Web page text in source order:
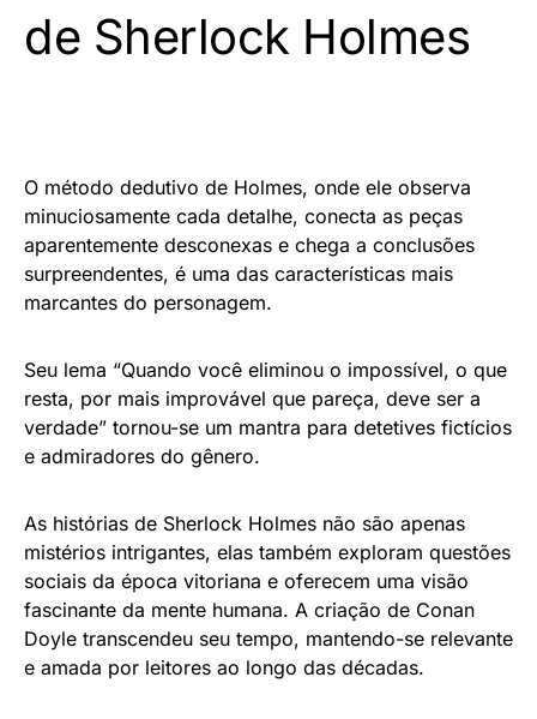
de Sherlock Holmes
O método dedutivo de Holmes, onde ele observa
minuciosamente cada detalhe, conecta as peças
aparentemente desconexas e chega a conclusões
surpreendentes, é uma das características mais
marcantes do personagem.
Seu lema “Quando você eliminou o impossível, o que
resta, por mais improvável que pareça, deve ser a
verdade” tornou-se um mantra para detetives fictícios
e admiradores do gênero.
As histórias de Sherlock Holmes não são apenas
mistérios intrigantes, elas também exploram questões
sociais da época vitoriana e oferecem uma visão
fascinante da mente humana. A criação de Conan
Doyle transcendeu seu tempo, mantendo-se relevante
e amada por leitores ao longo das décadas.